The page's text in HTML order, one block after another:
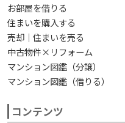
お部屋を借りる
住まいを購入する
売却｜住まいを売る
中古物件×リフォーム
マンション図鑑（分譲）
マンション図鑑（借りる）
コンテンツ